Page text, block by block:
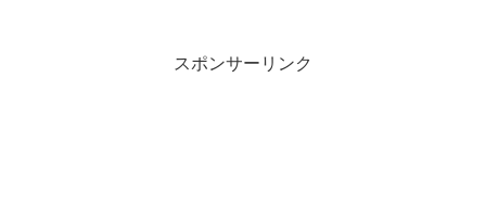
スポンサーリンク